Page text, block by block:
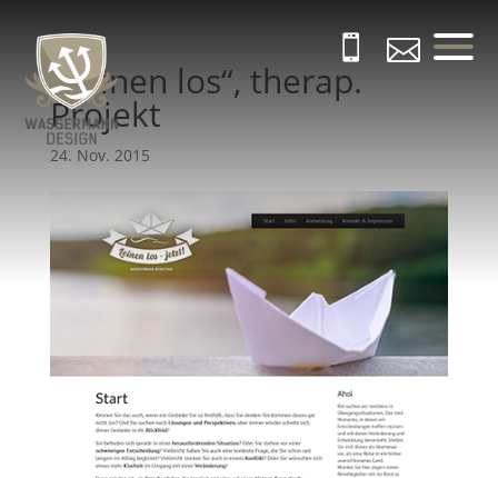
 
„Leinen los“, therap.
Projekt
24. Nov. 2015